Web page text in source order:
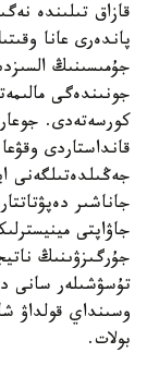
قازاق تىلىندە
پاندەرى عانا
جۇمىسىنىڭ
جونىندەگى
كورسەتەدى.
جەڭىلدەتىلگەنى
جاناشىر
جاۋاپتى
جۇرگىزۋىنىڭ
تۇسۋشىلەر سانى
وسىنداي قولداۋ
بولات.